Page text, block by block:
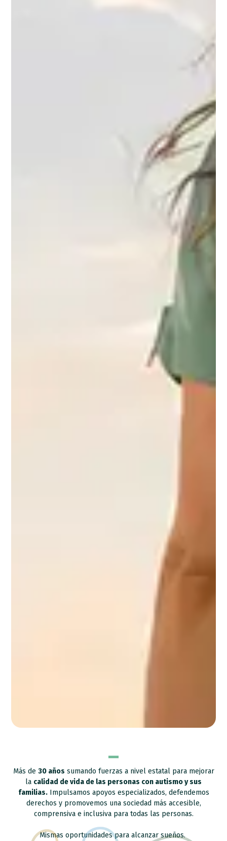
Más de 30 años sumando fuerzas a nivel estatal para mejorar
la calidad de vida de las personas con autismo y sus
familias.Impulsamos apoyos especializados, defendemos
derechos y promovemos una sociedad más accesible,
comprensiva e inclusiva para todas las personas.
Mismas oportunidades para alcanzar sueños.